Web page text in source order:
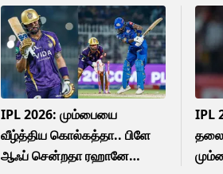
IPL 2026: மும்பையை
வீழ்த்திய கொல்கத்தா.. பிளே
ஆஃப் சென்றதா ரஹானே
IPL